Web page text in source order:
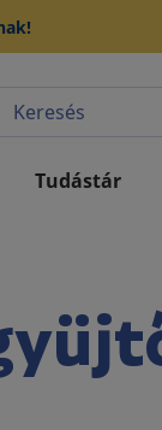
Tudástár